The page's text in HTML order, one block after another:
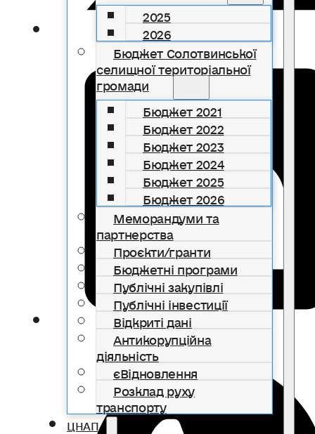
2025
2026
Бюджет Солотвинської
селищної територіальної
громади
Бюджет 2021
Бюджет 2022
Бюджет 2023
Бюджет 2024
Бюджет 2025
Бюджет 2026
Меморандуми та
партнерства
Проєкти/гранти
Бюджетні програми
Публічні закупівлі
Публічні інвестиції
Відкриті дані
Антикорупційна
діяльність
єВідновлення
Розклад руху
транспорту
ЦНАП